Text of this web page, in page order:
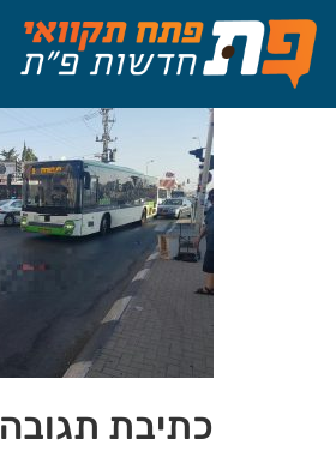
לתוכן
כתיבת תגובה